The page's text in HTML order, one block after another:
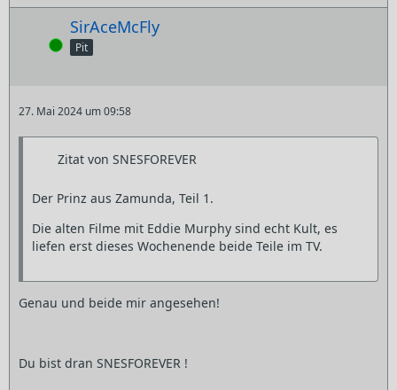
Online
SirAceMcFly
Pit
27. Mai 2024 um 09:58
Zitat von SNESFOREVER
Der Prinz aus Zamunda, Teil 1.
Die alten Filme mit Eddie Murphy sind echt Kult, es
liefen erst dieses Wochenende beide Teile im TV.
Genau und beide mir angesehen!
Du bist dran SNESFOREVER !